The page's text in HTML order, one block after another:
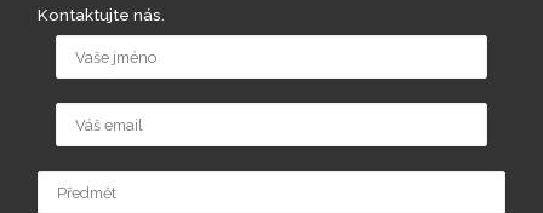
Kontaktujte nás.